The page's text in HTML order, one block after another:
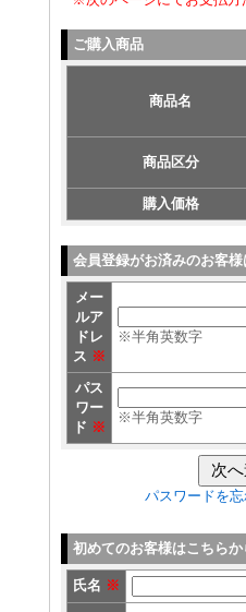
ご購入商品
商品名
商品区分
購入価格
会員登録がお済みのお客様
メー
ルア
ドレ
ス ※
※半角英数字
パス
ワー
ド ※
※半角英数字
パスワードを
初めてのお客様はこちらか
氏名 ※